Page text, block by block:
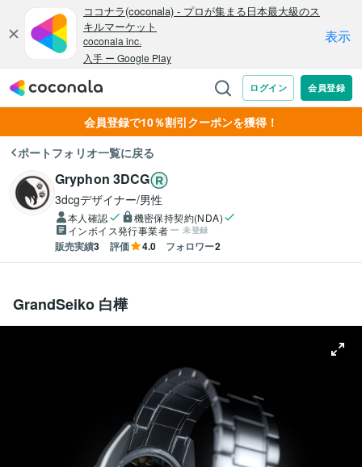
会員登録で10％割引クーポンを獲得！
ポートフォリオ一覧に戻る
Gryphon 3DCG
3dcgデザイナー/男性
本人確認
機密保持契約(NDA)
インボイス発行事業者
未登録
販売実績3 評価 4.0 フォロワー2
GrandSeiko 白樺